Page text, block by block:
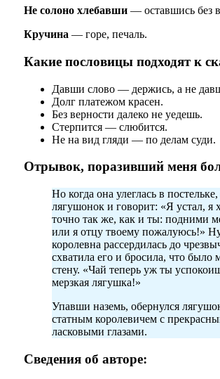
Не солоно хлебавши— оставшись без
Кручина — горе, печаль.
Какие пословицы подходят к
Давши слово — держись, а не
Долг платежом красен.
Без верности далеко не уедешь.
Стерпится — слюбится.
Не на вид гляди — по делам суди.
Отрывок, поразивший меня
Но когда она улеглась в
лягушонок и говорит: «Я устал, я
точно так же, как и ты: подними
или я отцу твоему пожалуюсь!»
королевна рассердилась до
схватила его и бросила, что было
стену. «Чай теперь уж ты
мерзкая лягушка!»
Упавши наземь, обернулся
статным королевичем с
ласковыми глазами.
Сведения об авторе: